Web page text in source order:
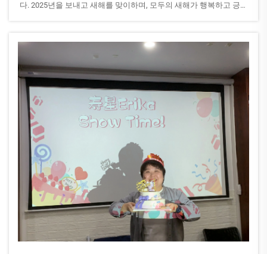
다. 2025년을 보내고 새해를 맞이하며, 모두의 새해가 행복하고 긍정